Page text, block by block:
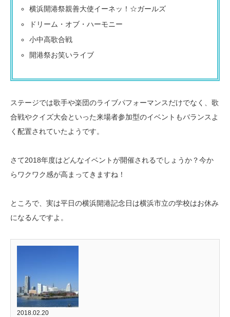
横浜開港祭親善大使イーネッ！☆ガールズ
ドリーム・オブ・ハーモニー
小中高歌合戦
開港祭お笑いライブ
ステージでは歌手や楽団のライブパフォーマンスだけでなく、歌
合戦やクイズ大会といった来場者参加型のイベントもバランスよ
く配置されていたようです。
さて2018年度はどんなイベントが開催されるでしょうか？今か
らワクワク感が高まってきますね！
ところで、実は平日の横浜開港記念日は横浜市立の学校はお休み
になるんですよ。
2018.02.20